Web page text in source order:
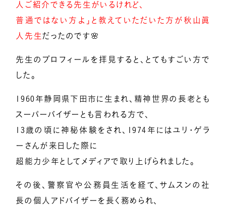
人ご紹介できる先生がいるけれど、
普通ではない方よ」と教えていただいた方が秋山眞
人先生だったのです🌸
先生のプロフィールを拝見すると、とてもすごい方で
した。
1960年静岡県下田市に生まれ、精神世界の長老とも
スーパーバイザーとも言われる方で、
13歳の頃に神秘体験をされ、1974年にはユリ・ゲラ
ーさんが来日した際に
超能力少年としてメディアで取り上げられました。
その後、警察官や公務員生活を経て、サムスンの社
長の個人アドバイザーを長く務められ、